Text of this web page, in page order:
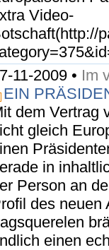
Video-
11-2009 • Im
EIN
dem Vertrag
gleich
in
Person an
des neuen
einen